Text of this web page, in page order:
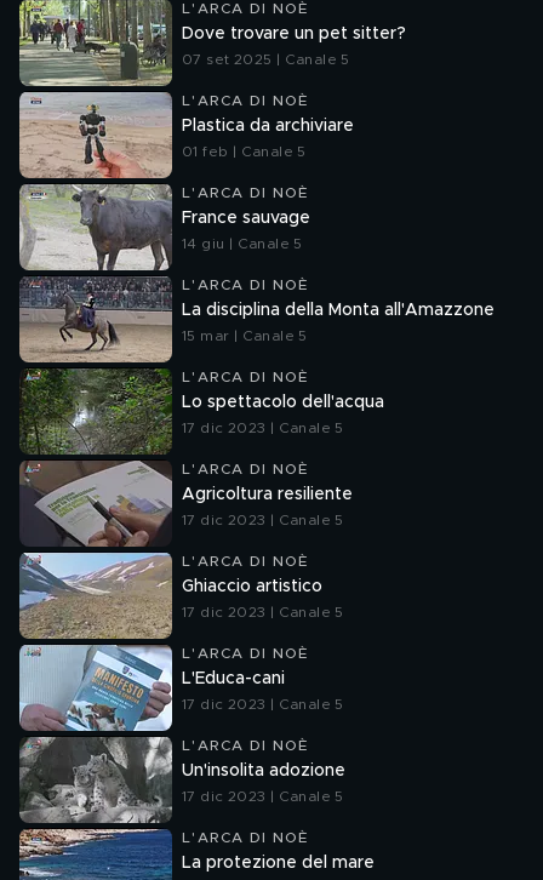
L'ARCA DI NOÈ
Dove trovare un pet sitter?
07 set 2025 | Canale 5
L'ARCA DI NOÈ
Plastica da archiviare
01 feb | Canale 5
L'ARCA DI NOÈ
France sauvage
14 giu | Canale 5
L'ARCA DI NOÈ
La disciplina della Monta all'Amazzone
15 mar | Canale 5
L'ARCA DI NOÈ
Lo spettacolo dell'acqua
17 dic 2023 | Canale 5
L'ARCA DI NOÈ
Agricoltura resiliente
17 dic 2023 | Canale 5
L'ARCA DI NOÈ
Ghiaccio artistico
17 dic 2023 | Canale 5
L'ARCA DI NOÈ
L'Educa-cani
17 dic 2023 | Canale 5
L'ARCA DI NOÈ
Un'insolita adozione
17 dic 2023 | Canale 5
L'ARCA DI NOÈ
La protezione del mare